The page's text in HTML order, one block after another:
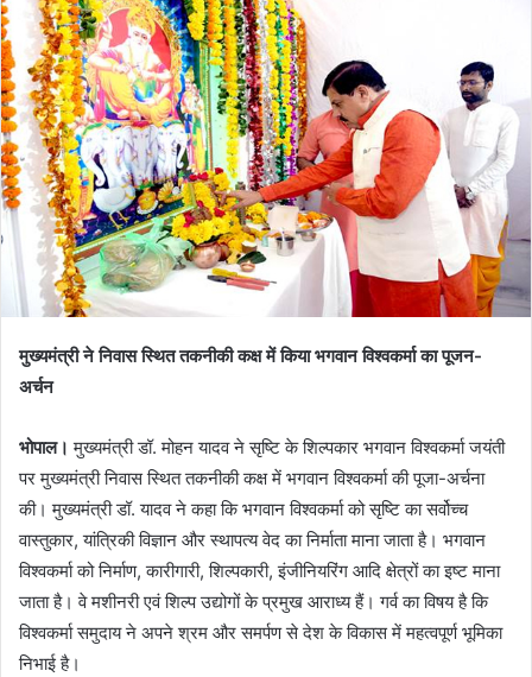
मुख्यमंत्री ने निवास स्थित तकनीकी कक्ष में किया भगवान विश्वकर्मा का पूजन-
अर्चन
भोपाल। मुख्यमंत्री डॉ. मोहन यादव ने सृष्टि के शिल्पकार भगवान विश्वकर्मा जयंती
पर मुख्यमंत्री निवास स्थित तकनीकी कक्ष में भगवान विश्वकर्मा की पूजा-अर्चना
की। मुख्यमंत्री डॉ. यादव ने कहा कि भगवान विश्वकर्मा को सृष्टि का सर्वोच्च
वास्तुकार, यांत्रिकी विज्ञान और स्थापत्य वेद का निर्माता माना जाता है। भगवान
विश्वकर्मा को निर्माण, कारीगारी, शिल्पकारी, इंजीनियरिंग आदि क्षेत्रों का इष्ट माना
जाता है। वे मशीनरी एवं शिल्प उद्योगों के प्रमुख आराध्य हैं। गर्व का विषय है कि
विश्वकर्मा समुदाय ने अपने श्रम और समर्पण से देश के विकास में महत्वपूर्ण भूमिका
निभाई है।